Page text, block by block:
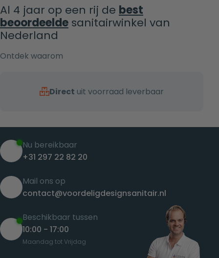
Al 4 jaar op een rij de best
beoordeelde sanitairwinkel van
Nederland
Ontdek waarom
Direct uit voorraad leverbaar
Nu bereikbaar
+31 297 22 82 20
Mail ons op
contact@voordeligdesignsanitair.nl
Beschikbaar tussen
10:00 - 17:00
Maandag tot Vrijdag